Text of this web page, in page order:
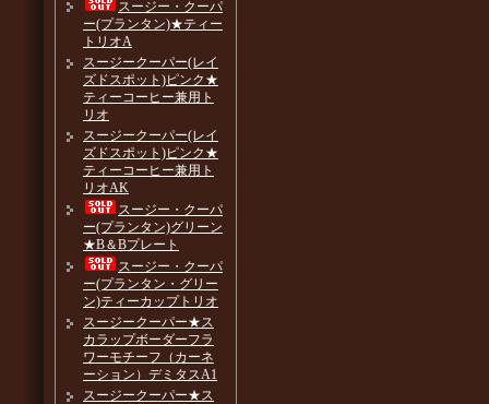
スージー・クーパ
ー(プランタン)★ティー
トリオA
スージークーパー(レイ
ズドスポット)ピンク★
ティーコーヒー兼用ト
リオ
スージークーパー(レイ
ズドスポット)ピンク★
ティーコーヒー兼用ト
リオAK
スージー・クーパ
ー(プランタン)グリーン
★B＆Bプレート
スージー・クーパ
ー(プランタン・グリー
ン)ティーカップトリオ
スージークーパー★ス
カラップボーダーフラ
ワーモチーフ（カーネ
ーション）デミタスA1
スージークーパー★ス